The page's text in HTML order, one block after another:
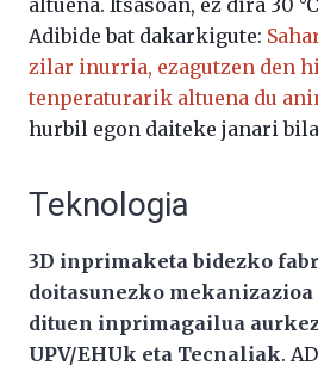
altuena. Itsasoan, ez dira 30
Adibide bat dakarkigute:
zilar inurria, ezagutzen den
tenperaturarik altuena du
hurbil egon daiteke janari
Teknologia
3D inprimaketa bidezko
doitasunezko
dituen inprimagailua
UPV/EHUk eta Tecnaliak.